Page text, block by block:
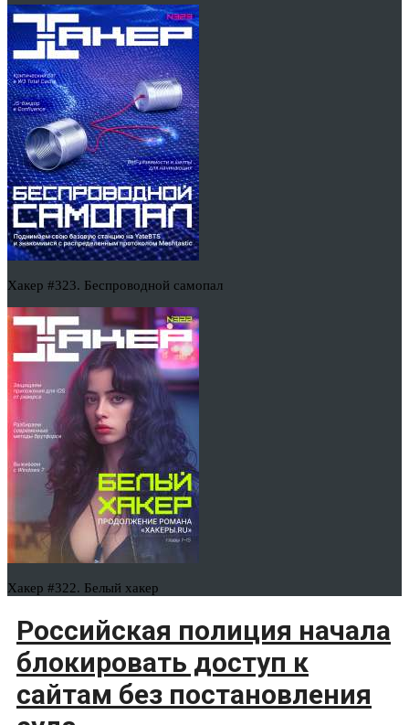
Хакер #323. Беспроводной самопал
Хакер #322. Белый хакер
Российская полиция начала
блокировать доступ к
сайтам без постановления